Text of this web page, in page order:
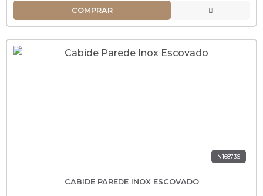
COMPRAR
N16873S
CABIDE PAREDE INOX ESCOVADO